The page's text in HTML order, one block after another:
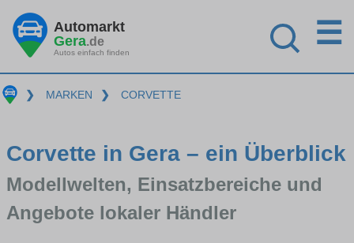
Automarkt
Gera.de
Autos einfach finden
☰
❯ MARKEN ❯ CORVETTE
Corvette in Gera – ein Überblick
Modellwelten, Einsatzbereiche und
Angebote lokaler Händler